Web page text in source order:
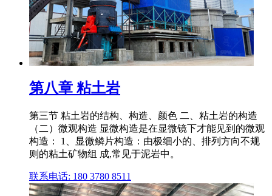
第八章 粘土岩
第三节 粘土岩的结构、构造、颜色 二、粘土岩的构造
（二）微观构造 显微构造是在显微镜下才能见到的微观
构造： 1、显微鳞片构造：由极细小的、排列方向不规
则的粘土矿物组 成,常见于泥岩中。
联系电话: 180 3780 8511